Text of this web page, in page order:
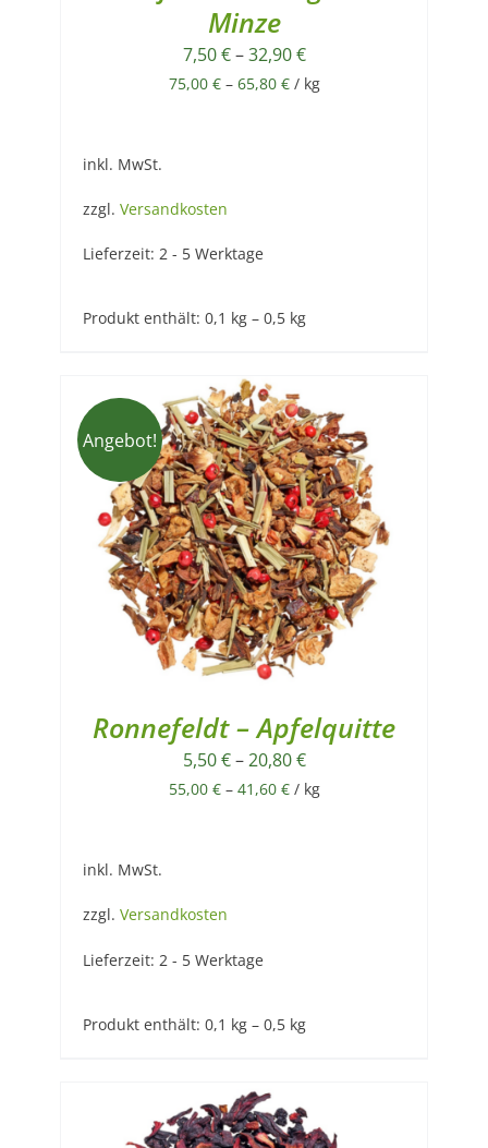
Minze
7,50€–32,90€
75,00 €– 65,80 €/ kg
inkl. MwSt.
zzgl. Versandkosten
Lieferzeit: 2 - 5 Werktage
Produkt enthält: 0,1 kg – 0,5 kg
Angebot!
Ronnefeldt – Apfelquitte
5,50€–20,80€
55,00 €– 41,60 €/ kg
inkl. MwSt.
zzgl. Versandkosten
Lieferzeit: 2 - 5 Werktage
Produkt enthält: 0,1 kg – 0,5 kg